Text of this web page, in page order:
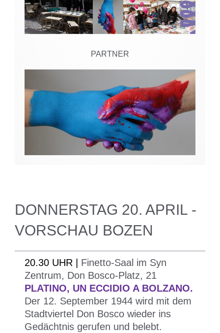
PARTNER
DONNERSTAG 20. APRIL -
VORSCHAU BOZEN
20.30 UHR | Finetto-Saal im Syn
Zentrum, Don Bosco-Platz, 21
PLATINO, UN ECCIDIO A BOLZANO.
Der 12. September 1944 wird mit dem
Stadtviertel Don Bosco wieder ins
Gedächtnis gerufen und belebt.